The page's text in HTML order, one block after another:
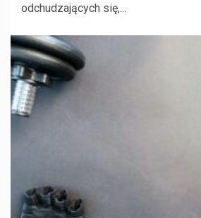
odchudzających się,...